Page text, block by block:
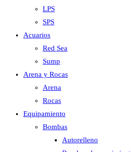
LPS
SPS
Acuarios
Red Sea
Sump
Arena y Rocas
Arena
Rocas
Equipamiento
Bombas
Autorelleno